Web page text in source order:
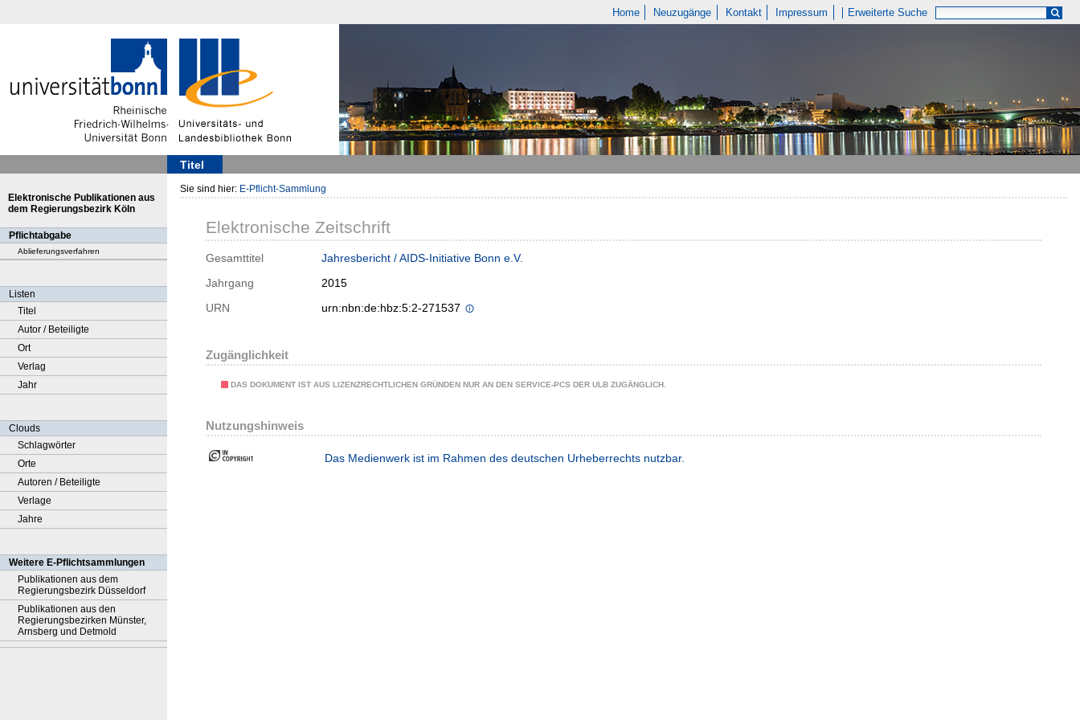
Home Neuzugänge Kontakt Impressum Erweiterte Suche
Titel
Elektronische Publikationen aus
dem Regierungsbezirk Köln
Pflichtabgabe
Ablieferungsverfahren
Listen
Titel
Autor / Beteiligte
Ort
Verlag
Jahr
Clouds
Schlagwörter
Orte
Autoren / Beteiligte
Verlage
Jahre
Weitere E-Pflichtsammlungen
Publikationen aus dem
Regierungsbezirk Düsseldorf
Publikationen aus den
Regierungsbezirken Münster,
Arnsberg und Detmold
Sie sind hier: E-Pflicht-Sammlung
Elektronische Zeitschrift
Gesamttitel
Jahresbericht / AIDS-Initiative Bonn e.V.
Jahrgang
2015
URN
urn:nbn:de:hbz:5:2-271537
Zugänglichkeit
DAS DOKUMENT IST AUS LIZENZRECHTLICHEN GRÜNDEN NUR AN DEN SERVICE-PCS DER ULB ZUGÄNGLICH.
Nutzungshinweis
Das Medienwerk ist im Rahmen des deutschen Urheberrechts nutzbar.